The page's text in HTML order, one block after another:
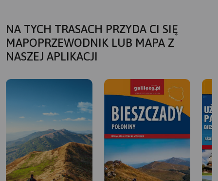
NA TYCH TRASACH PRZYDA CI SIĘ
MAPOPRZEWODNIK LUB MAPA Z
NASZEJ APLIKACJI